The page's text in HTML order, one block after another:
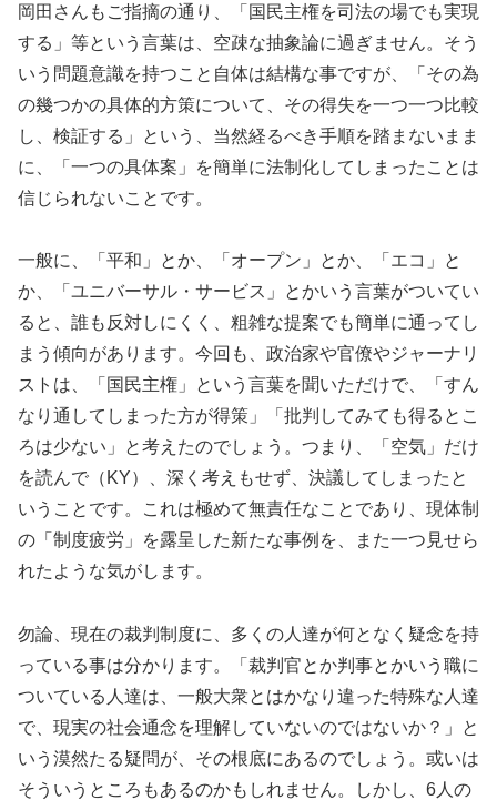
岡田さんもご指摘の通り、「国民主権を司法の場でも実現
する」等という言葉は、空疎な抽象論に過ぎません。そう
いう問題意識を持つこと自体は結構な事ですが、「その為
の幾つかの具体的方策について、その得失を一つ一つ比較
し、検証する」という、当然経るべき手順を踏まないまま
に、「一つの具体案」を簡単に法制化してしまったことは
信じられないことです。
一般に、「平和」とか、「オープン」とか、「エコ」と
か、「ユニバーサル・サービス」とかいう言葉がついてい
ると、誰も反対しにくく、粗雑な提案でも簡単に通ってし
まう傾向があります。今回も、政治家や官僚やジャーナリ
ストは、「国民主権」という言葉を聞いただけで、「すん
なり通してしまった方が得策」「批判してみても得るとこ
ろは少ない」と考えたのでしょう。つまり、「空気」だけ
を読んで（KY）、深く考えもせず、決議してしまったと
いうことです。これは極めて無責任なことであり、現体制
の「制度疲労」を露呈した新たな事例を、また一つ見せら
れたような気がします。
勿論、現在の裁判制度に、多くの人達が何となく疑念を持
っている事は分かります。「裁判官とか判事とかいう職に
ついている人達は、一般大衆とはかなり違った特殊な人達
で、現実の社会通念を理解していないのではないか？」と
いう漠然たる疑問が、その根底にあるのでしょう。或いは
そういうところもあるのかもしれません。しかし、6人の